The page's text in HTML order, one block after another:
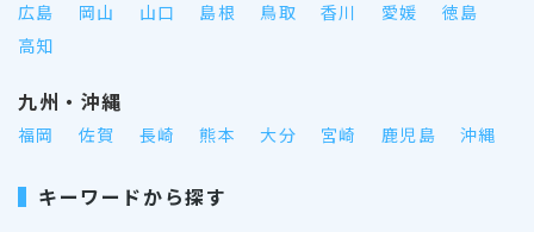
広島 岡山 山口 島根 鳥取 香川 愛媛
徳島
高知
九州・沖縄
福岡 佐賀 長崎 熊本 大分 宮崎 鹿児島 沖縄
キーワードから探す